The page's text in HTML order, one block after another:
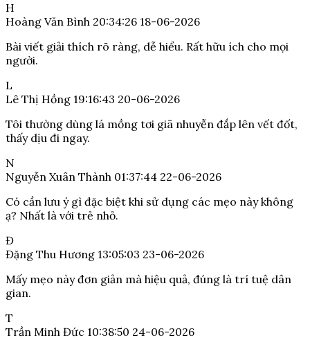
H
Hoàng Văn Bình 20:34:26 18-06-2026
Bài viết giải thích rõ ràng, dễ hiểu. Rất hữu ích cho mọi
người.
L
Lê Thị Hồng 19:16:43 20-06-2026
Tôi thường dùng lá mồng tơi giã nhuyễn đắp lên vết đốt,
thấy dịu đi ngay.
N
Nguyễn Xuân Thành 01:37:44 22-06-2026
Có cần lưu ý gì đặc biệt khi sử dụng các mẹo này không
ạ? Nhất là với trẻ nhỏ.
Đ
Đặng Thu Hương 13:05:03 23-06-2026
Mấy mẹo này đơn giản mà hiệu quả, đúng là trí tuệ dân
gian.
T
Trần Minh Đức 10:38:50 24-06-2026